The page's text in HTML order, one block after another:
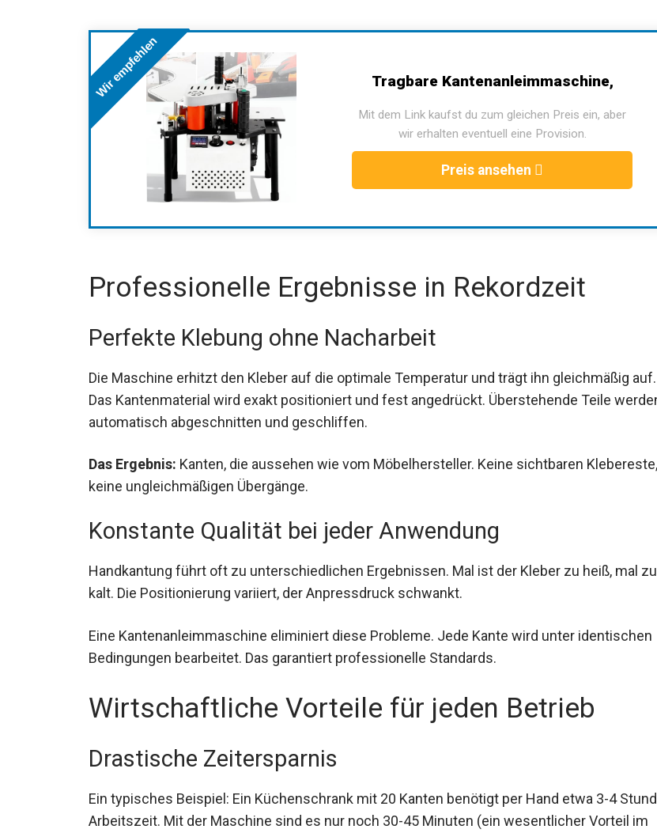
Wir empfehlen Tragbare Kantenanleimmaschine,
Mit dem Link kaufst du zum gleichen Preis ein, aber
wir erhalten eventuell eine Provision.
Preis ansehen
Professionelle Ergebnisse in Rekordzeit
Perfekte Klebung ohne Nacharbeit
Die Maschine erhitzt den Kleber auf die optimale Temperatur und trägt ihn gleichmäßig auf.
Das Kantenmaterial wird exakt positioniert und fest angedrückt. Überstehende Teile
automatisch abgeschnitten und geschliffen.
Das Ergebnis: Kanten, die aussehen wie vom Möbelhersteller. Keine sichtbaren Klebereste,
keine ungleichmäßigen Übergänge.
Konstante Qualität bei jeder Anwendung
Handkantung führt oft zu unterschiedlichen Ergebnissen. Mal ist der Kleber zu heiß, mal zu
kalt. Die Positionierung variiert, der Anpressdruck schwankt.
Eine Kantenanleimmaschine eliminiert diese Probleme. Jede Kante wird unter identischen
Bedingungen bearbeitet. Das garantiert professionelle Standards.
Wirtschaftliche Vorteile für jeden Betrieb
Drastische Zeitersparnis
Ein typisches Beispiel: Ein Küchenschrank mit 20 Kanten benötigt per Hand etwa 3-4
Arbeitszeit. Mit der Maschine sind es nur noch 30-45 Minuten (ein wesentlicher Vorteil im